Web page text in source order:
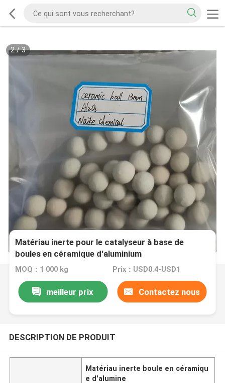
2/3
Matériau inerte pour le catalyseur à base de
boules en céramique d'aluminium
MOQ：1 000 kg Prix：USD0.4-USD1
meilleur prix Contactez nous
DESCRIPTION DE PRODUIT
Matériau inerte boule en céramiqu
e d'alumine